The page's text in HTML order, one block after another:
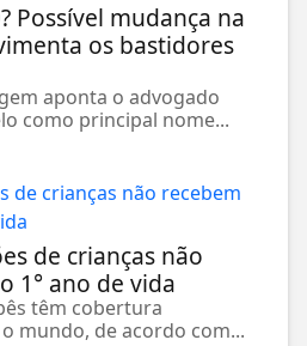
Possível mudança na
os bastidores
aponta o advogado
como principal nome...
de crianças não
1° ano de vida
têm cobertura
mundo, de acordo com...